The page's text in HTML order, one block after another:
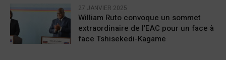
27 JANVIER 2025
William Ruto convoque un sommet
extraordinaire de l’EAC pour un face à
face Tshisekedi-Kagame